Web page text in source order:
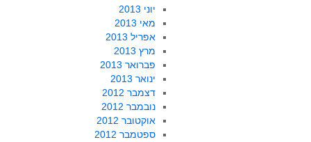
יוני 2013
מאי 2013
אפריל 2013
מרץ 2013
פברואר 2013
ינואר 2013
דצמבר 2012
נובמבר 2012
אוקטובר 2012
ספטמבר 2012